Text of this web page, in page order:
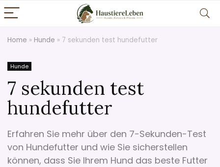
Home » Hunde » 7 sekunden test hundefutter
Hunde
7 sekunden test
hundefutter
Erfahren Sie mehr über den 7-Sekunden-Test
von Hundefutter und wie Sie sicherstellen
können, dass Sie Ihrem Hund das beste Futter